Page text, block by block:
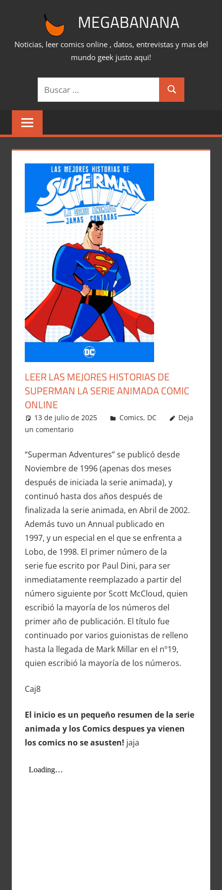
MEGABANANA
Noticias, leer comics online , datos, entrevistas y mas del
mundo geek justo aqui!
Buscar:
Buscar
LEER LAS MEJORES HISTORIAS DE
SUPERMAN LA SERIE ANIMADA COMIC
ONLINE
13 de julio de 2025 Carlitox Banana
Comics, DC
Deja
un comentario
“Superman Adventures” se publicó desde
Noviembre de 1996 (apenas dos meses
después de iniciada la serie animada), y
continuó hasta dos años después de
finalizada la serie animada, en Abril de 2002.
Además tuvo un Annual publicado en
1997, y un especial en el que se enfrenta a
Lobo, de 1998. El primer número de la
serie fue escrito por Paul Dini, para ser
inmediatamente reemplazado a partir del
número siguiente por Scott McCloud, quien
escribió la mayoría de los números del
primer año de publicación. El título fue
continuado por varios guionistas de relleno
hasta la llegada de Mark Millar en el nº19,
quien escribió la mayoría de los números.
Caj8
El inicio es un pequeño resumen de la serie
animada y los Comics despues ya vienen
los comics no se asusten! jaja